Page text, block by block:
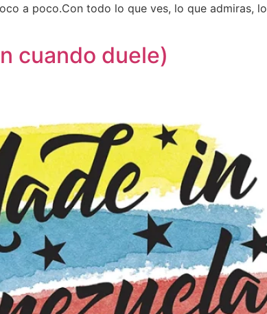
a poco.Con todo lo que ves, lo que admiras,
cuando duele)